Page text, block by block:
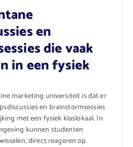
en
die vaak
in een fysiek
marketing universiteit is dat er
en brainstormsessies
met een fysiek klaslokaal. In
kunnen studenten
direct reageren op